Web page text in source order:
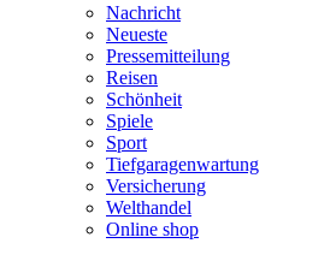
Nachricht
Neueste
Pressemitteilung
Reisen
Schönheit
Spiele
Sport
Tiefgaragenwartung
Versicherung
Welthandel
Online shop